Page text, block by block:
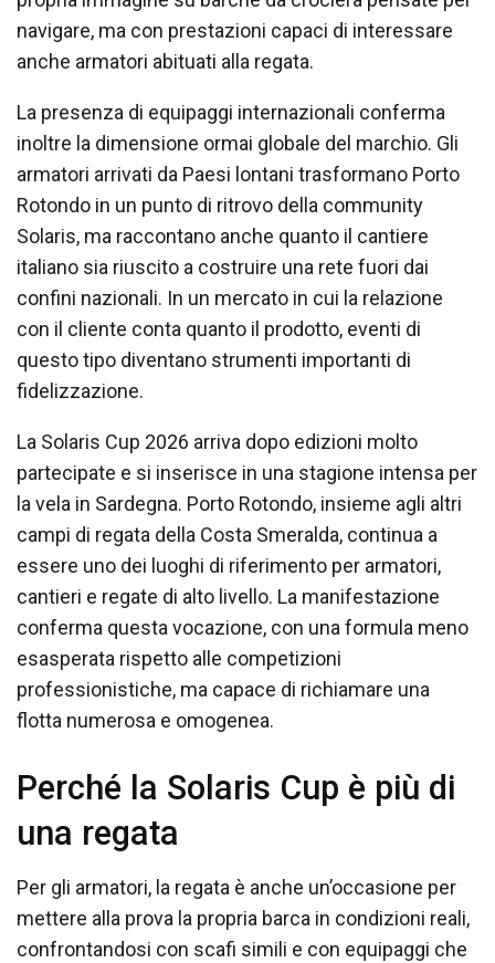
navigare, ma con prestazioni capaci di interessare
anche armatori abituati alla regata.
La presenza di equipaggi internazionali conferma
inoltre la dimensione ormai globale del marchio. Gli
armatori arrivati da Paesi lontani trasformano Porto
Rotondo in un punto di ritrovo della community
Solaris, ma raccontano anche quanto il cantiere
italiano sia riuscito a costruire una rete fuori dai
confini nazionali. In un mercato in cui la relazione
con il cliente conta quanto il prodotto, eventi di
questo tipo diventano strumenti importanti di
fidelizzazione.
La Solaris Cup 2026 arriva dopo edizioni molto
partecipate e si inserisce in una stagione intensa per
la vela in Sardegna. Porto Rotondo, insieme agli altri
campi di regata della Costa Smeralda, continua a
essere uno dei luoghi di riferimento per armatori,
cantieri e regate di alto livello. La manifestazione
conferma questa vocazione, con una formula meno
esasperata rispetto alle competizioni
professionistiche, ma capace di richiamare una
flotta numerosa e omogenea.
Perché la Solaris Cup è più di
una regata
Per gli armatori, la regata è anche un’occasione per
mettere alla prova la propria barca in condizioni reali,
confrontandosi con scafi simili e con equipaggi che